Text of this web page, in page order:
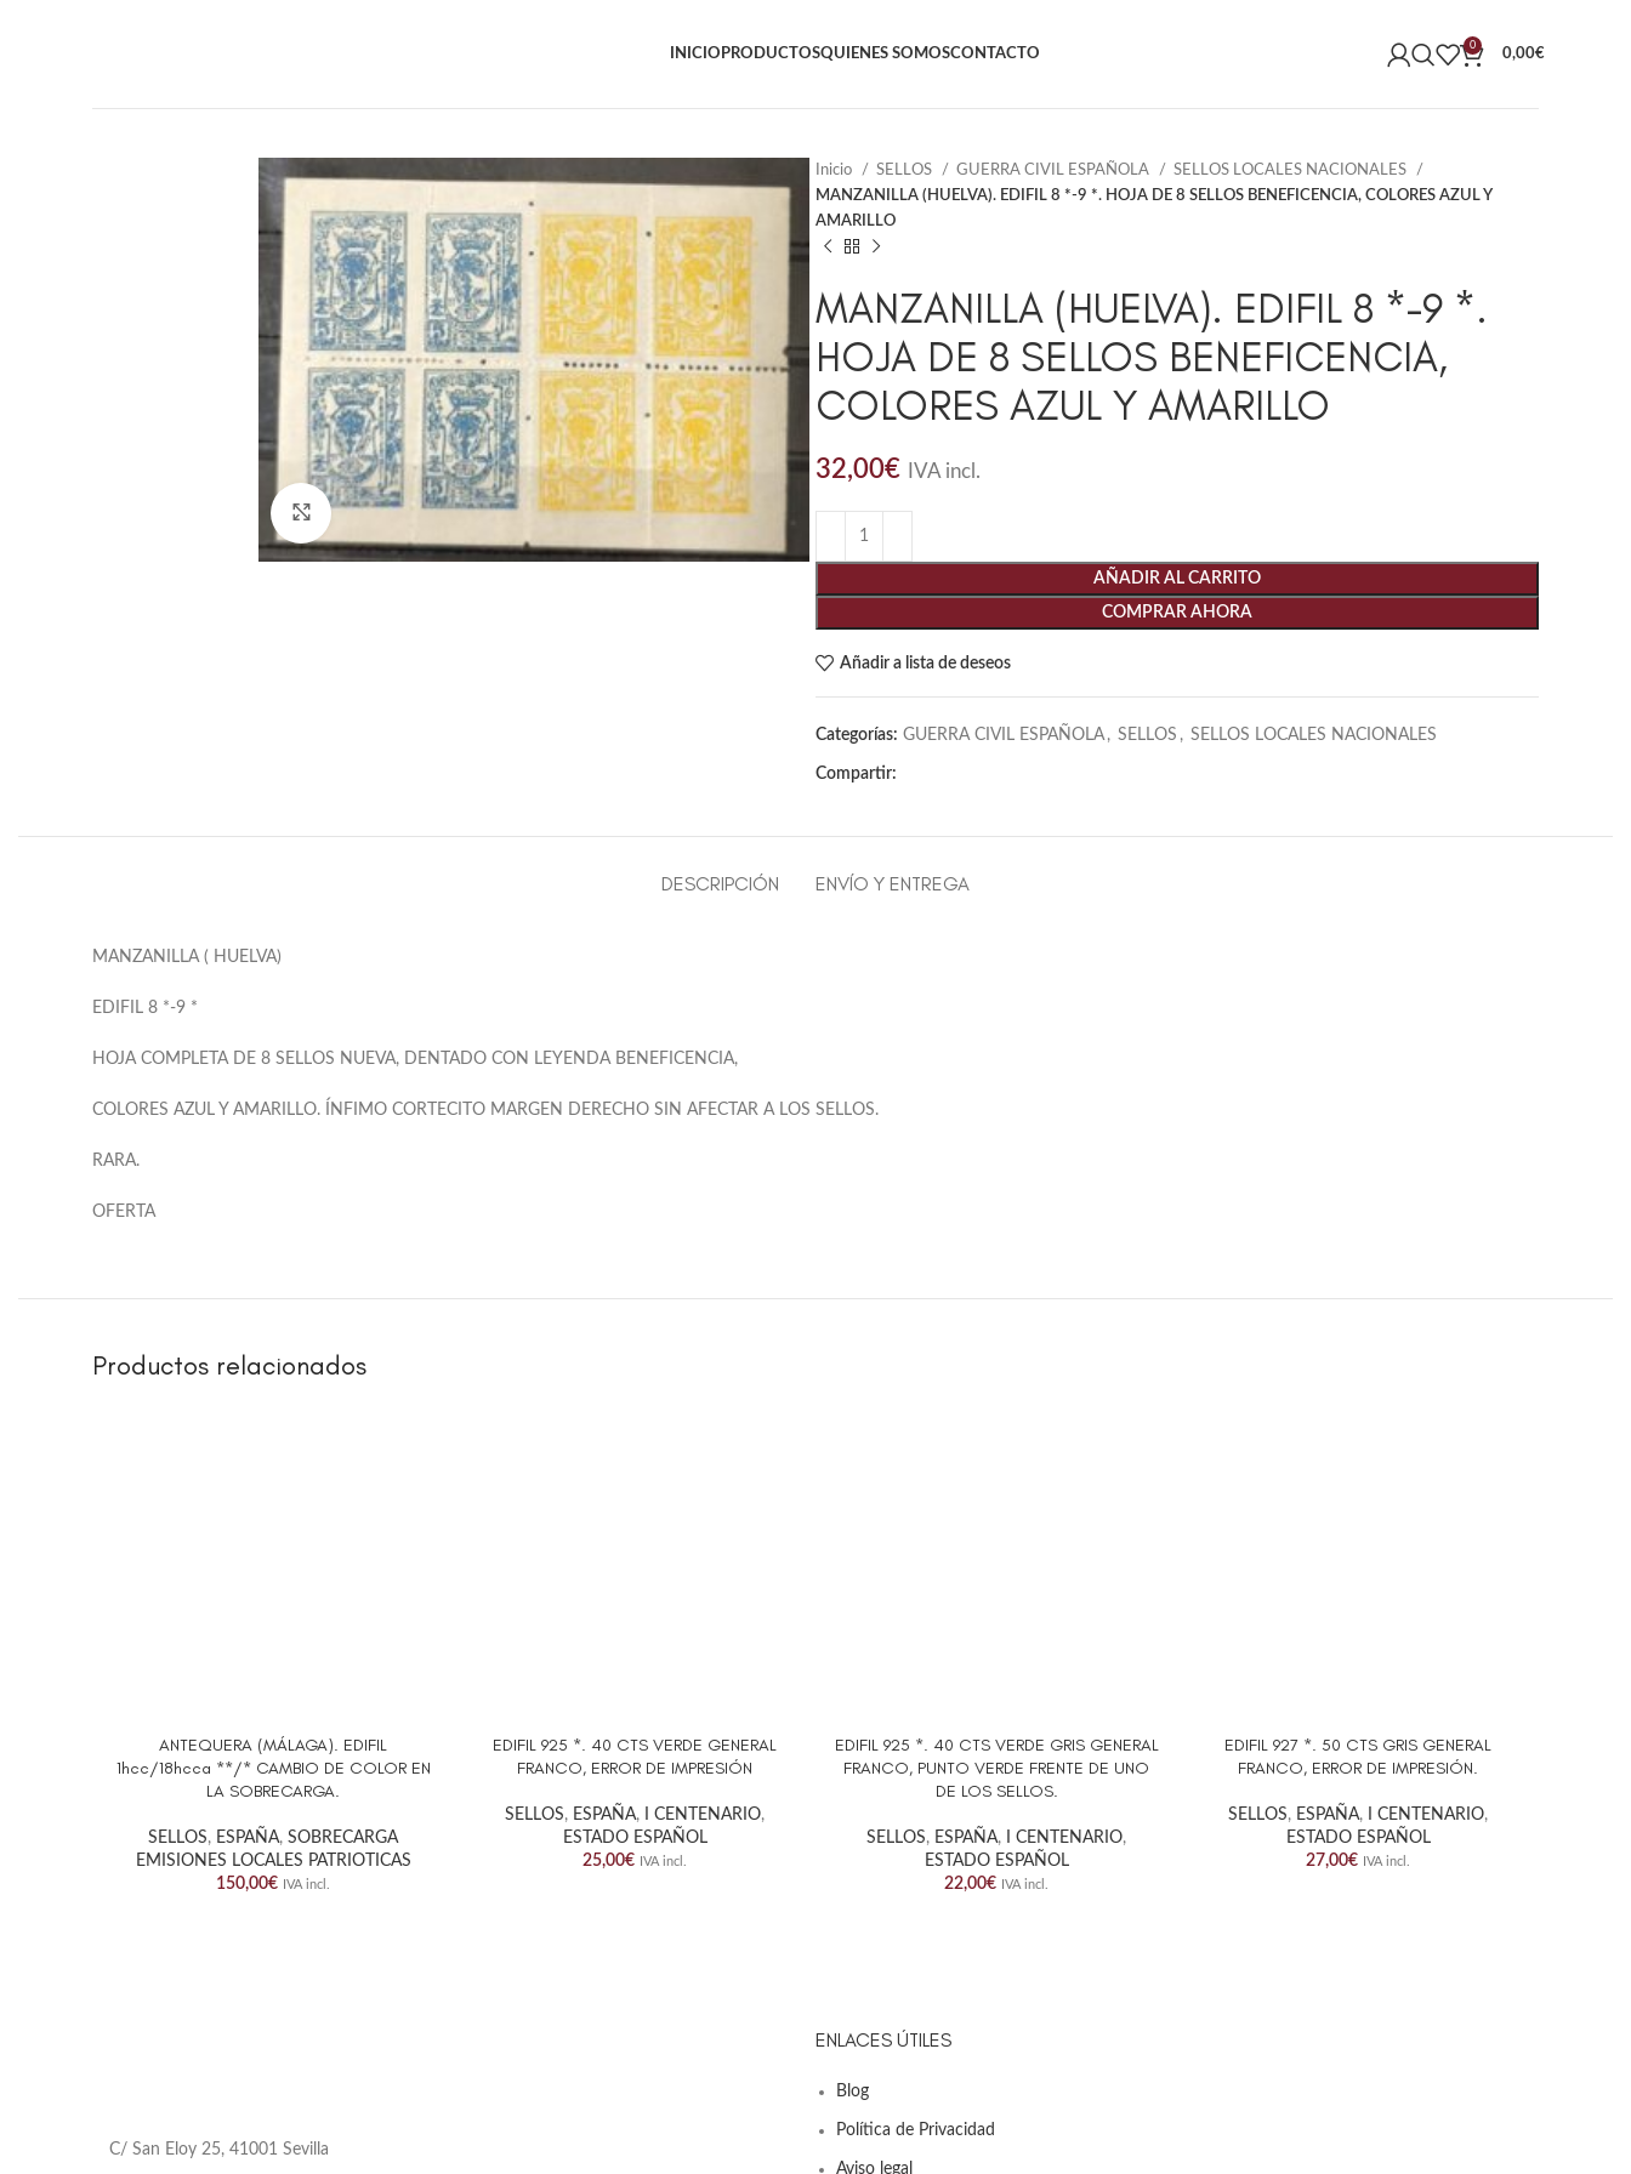
INICIO PRODUCTOSQUIENES SOMOSCONTACTO
0
0,00€
Click to enlarge
Inicio SELLOS GUERRA CIVIL ESPAÑOLA
SELLOS LOCALES NACIONALES
MANZANILLA (HUELVA). EDIFIL 8 *-9 *. HOJA DE 8 SELLOS BENEFICENCIA, COLORES AZUL Y
AMARILLO
MANZANILLA (HUELVA). EDIFIL 8 *-9 *.
HOJA DE 8 SELLOS BENEFICENCIA,
COLORES AZUL Y AMARILLO
32,00€ IVA incl.
AÑADIR AL CARRITO
COMPRAR AHORA
Añadir a lista de deseos
Categorías: GUERRA CIVIL ESPAÑOLA , SELLOS , SELLOS LOCALES NACIONALES
Compartir:
DESCRIPCIÓN ENVÍO Y ENTREGA
MANZANILLA ( HUELVA)
EDIFIL 8 *-9 *
HOJA COMPLETA DE 8 SELLOS NUEVA, DENTADO CON LEYENDA BENEFICENCIA,
COLORES AZUL Y AMARILLO. ÍNFIMO CORTECITO MARGEN DERECHO SIN AFECTAR A LOS SELLOS.
RARA.
OFERTA
Productos relacionados
AÑADIR AL CARRITO
ANTEQUERA (MÁLAGA). EDIFIL
1hcc/18hcca **/* CAMBIO DE COLOR EN
LA SOBRECARGA.
SELLOS, ESPAÑA, SOBRECARGA
EMISIONES LOCALES PATRIOTICAS
150,00€ IVA incl.
AÑADIR AL CARRITO
EDIFIL 925 *. 40 CTS VERDE GENERAL
FRANCO, ERROR DE IMPRESIÓN
SELLOS, ESPAÑA, I CENTENARIO,
ESTADO ESPAÑOL
25,00€ IVA incl.
AÑADIR AL CARRITO
EDIFIL 925 *. 40 CTS VERDE GRIS GENERAL
FRANCO, PUNTO VERDE FRENTE DE UNO
DE LOS SELLOS.
SELLOS, ESPAÑA, I CENTENARIO,
ESTADO ESPAÑOL
22,00€ IVA incl.
AÑADIR AL CARRITO
EDIFIL 927 *. 50 CTS GRIS GENERAL
FRANCO, ERROR DE IMPRESIÓN.
SELLOS, ESPAÑA, I CENTENARIO,
ESTADO ESPAÑOL
27,00€ IVA incl.
C/ San Eloy 25, 41001 Sevilla
ENLACES ÚTILES
Blog
Política de Privacidad
Aviso legal